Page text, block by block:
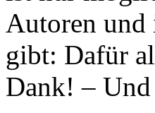
Autoren und
gibt: Dafür
Dank! –